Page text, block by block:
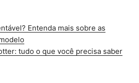
Entenda mais sobre as
tudo o que você precisa saber